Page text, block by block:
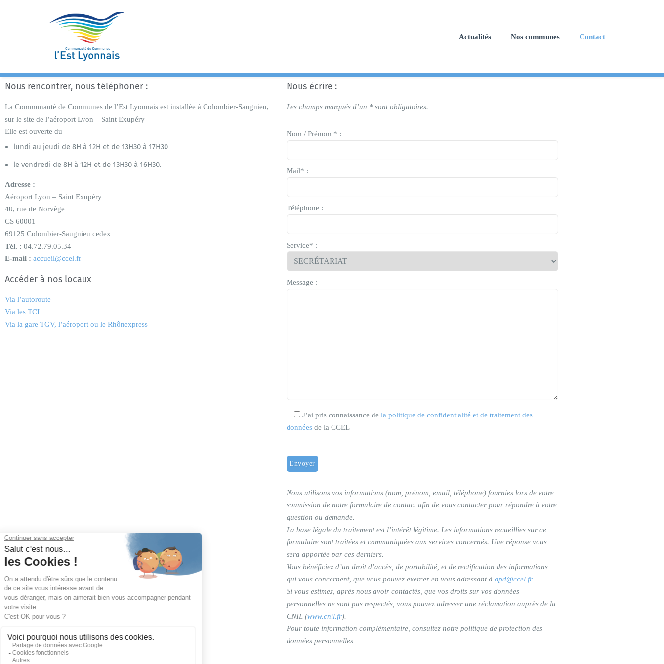
Actualités Nos communes Contact
Nous rencontrer, nous téléphoner :
La Communauté de Communes de l’Est Lyonnais est installée à Colombier-Saugnieu,
sur le site de l’aéroport Lyon – Saint Exupéry
Elle est ouverte du
lundi au jeudi de 8H à 12H et de 13H30 à 17H30
le vendredi de 8H à 12H et de 13H30 à 16H30.
Adresse :
Aéroport Lyon – Saint Exupéry
40, rue de Norvège
CS 60001
69125 Colombier-Saugnieu cedex
Tél. : 04.72.79.05.34
E-mail : accueil@ccel.fr
Accéder à nos locaux
Via l’autoroute
Via les TCL
Via la gare TGV, l’aéroport ou le Rhônexpress
Nous écrire :
Les champs marqués d’un * sont obligatoires.
Nom / Prénom * :
Mail* :
Téléphone :
Service* :
Message :
J’ai pris connaissance de la politique de confidentialité et de traitement des
données de la CCEL
Nous utilisons vos informations (nom, prénom, email, téléphone) fournies lors de votre
soumission de notre formulaire de contact afin de vous contacter pour répondre à votre
question ou demande.
La base légale du traitement est l’intérêt légitime. Les informations recueillies sur ce
formulaire sont traitées et communiquées aux services concernés. Une réponse vous
sera apportée par ces derniers.
Vous bénéficiez d’un droit d’accès, de portabilité, et de rectification des informations
qui vous concernent, que vous pouvez exercer en vous adressant à dpd@ccel.fr.
Si vous estimez, après nous avoir contactés, que vos droits sur vos données
personnelles ne sont pas respectés, vous pouvez adresser une réclamation auprès de la
CNIL (www.cnil.fr).
Pour toute information complémentaire, consultez notre politique de protection des
données personnelles